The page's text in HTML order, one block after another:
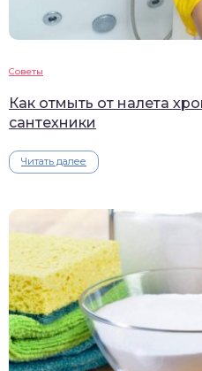
Советы
Как отмыть от налета
сантехники
Читать далее